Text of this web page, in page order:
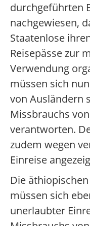
durchgeführten
nachgewiesen,
Staatenlose
Reisepässe zur
Verwendung
müssen sich
von Ausländern
Missbrauchs
verantworten.
zudem wegen
Einreise
Die
müssen sich
unerlaubter